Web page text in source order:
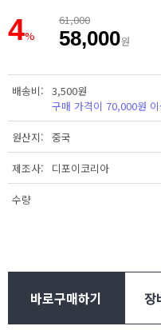
4%
61,000
58,000원
배송비
3,500원
구매 가격이 70,000원
원산지 중국
제조사 디포이코리아
수량
바로구매하기 장